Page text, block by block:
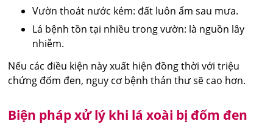
Vườn thoát nước kém: đất luôn ẩm sau mưa.
Lá bệnh tồn tại nhiều trong vườn: là nguồn lây
nhiễm.
Nếu các điều kiện này xuất hiện đồng thời với triệu
chứng đốm đen, nguy cơ bệnh thán thư sẽ cao hơn.
Biện pháp xử lý khi lá xoài bị đốm đen